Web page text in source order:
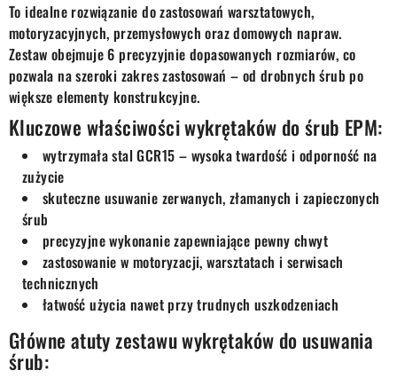
To idealne rozwiązanie do zastosowań warsztatowych,
motoryzacyjnych, przemysłowych oraz domowych napraw.
Zestaw obejmuje 6 precyzyjnie dopasowanych rozmiarów, co
pozwala na szeroki zakres zastosowań – od drobnych śrub po
większe elementy konstrukcyjne.
Kluczowe właściwości wykrętaków do śrub EPM:
wytrzymała stal GCR15 – wysoka twardość i odporność na
zużycie
skuteczne usuwanie zerwanych, złamanych i zapieczonych
śrub
precyzyjne wykonanie zapewniające pewny chwyt
zastosowanie w motoryzacji, warsztatach i serwisach
technicznych
łatwość użycia nawet przy trudnych uszkodzeniach
Główne atuty zestawu wykrętaków do usuwania
śrub: